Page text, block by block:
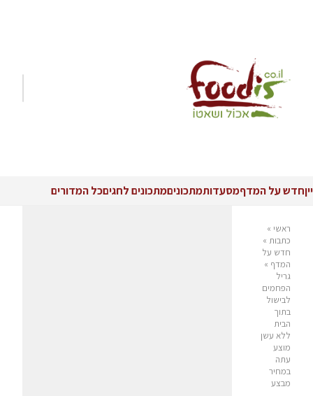
ייןחדש על המדףמסעדותמתכוניםמתכונים לחגיםכל המדורים
ראשי »
כתבות »
חדש על
המדף »
גריל
הפחמים
לבישול
בתוך
הבית
ללא עשן
מוצע
עתה
במחיר
מבצע